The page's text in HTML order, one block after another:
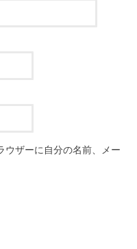
ウザーに自分の名前、メー